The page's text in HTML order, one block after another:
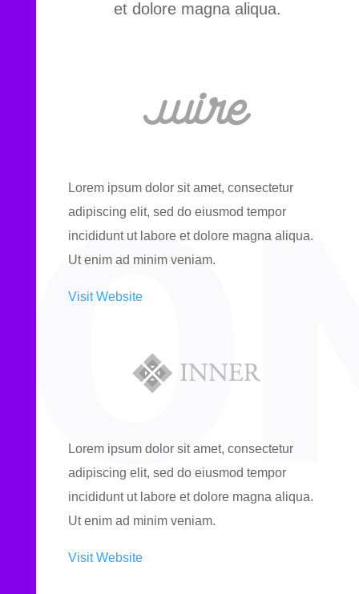
et dolore magna aliqua.
Lorem ipsum dolor sit amet, consectetur
adipiscing elit, sed do eiusmod tempor
incididunt ut labore et dolore magna aliqua.
Ut enim ad minim veniam.
Visit Website
Lorem ipsum dolor sit amet, consectetur
adipiscing elit, sed do eiusmod tempor
incididunt ut labore et dolore magna aliqua.
Ut enim ad minim veniam.
Visit Website